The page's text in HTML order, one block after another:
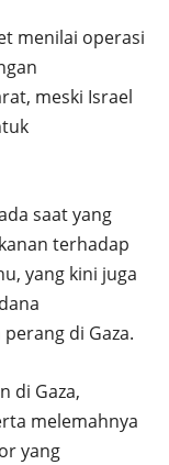
menilai operasi
meski Israel
saat yang
terhadap
yang kini juga
di Gaza.
di Gaza,
melemahnya
yang